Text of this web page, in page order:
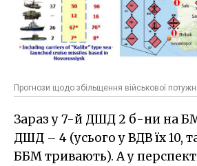
Прогнози щодо збільщення військової
Зараз у 7-й ДШД 2 б-ни на
ДШД – 4 (усього у ВДВ їх 10,
ББМ тривають). А у